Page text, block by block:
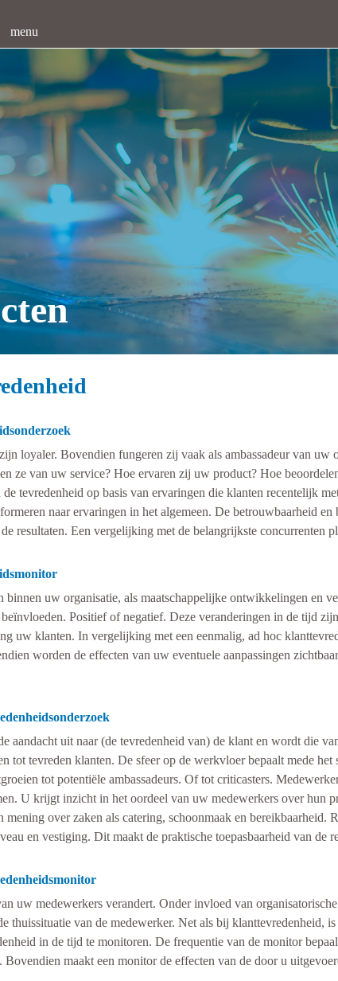
menu
loyaler. Bovendien fungeren zij vaak als ambassadeur van
ze van uw service? Hoe ervaren zij uw product? Hoe
tevredenheid op basis van ervaringen die klanten recentelijk
naar ervaringen in het algemeen. De betrouwbaarheid
resultaten. Een vergelijking met de belangrijkste concurrenten
uw organisatie, als maatschappelijke ontwikkelingen en
Positief of negatief. Deze veranderingen in de tijd
uw klanten. In vergelijking met een eenmalig, ad hoc
worden de effecten van uw eventuele aanpassingen
aandacht uit naar (de tevredenheid van) de klant en wordt die
tot tevreden klanten. De sfeer op de werkvloer bepaalt mede
tot potentiële ambassadeurs. Of tot criticasters.
U krijgt inzicht in het oordeel van uw medewerkers over hun
mening over zaken als catering, schoonmaak en
en vestiging. Dit maakt de praktische toepasbaarheid van de
uw medewerkers verandert. Onder invloed van
thuissituatie van de medewerker. Net als bij klanttevredenheid,
in de tijd te monitoren. De frequentie van de monitor
Bovendien maakt een monitor de effecten van de door u